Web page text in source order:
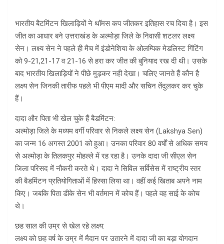
भारतीय बैटमिंटन खिलाड़ियों ने थॉमस कप जीतकर इतिहास रच दिया है। इस
जीत का आधार बने उत्तराखंड के अल्मोड़ा जिले के निवासी शटलर लक्ष्य
सेन। लक्ष्य सेन ने पहले ही मैच में इंडोनेशिया के ओलम्पिक मेडलिस्ट गिंटिंग
को 9-21,21-17 व 21-16 से हरा कर जीत की बुनियाद रख दी थी। उसके
बाद भारतीय खिलाड़ियों ने पीछे मुड़कर नही देखा। चलिए जानते हैं कौन है
लक्ष्य सेन जिनकी तारीफ पहले भी पीएम मादी और सचिन तेंदुलकर कर चुके
हैं।
दादा और पिता भी खेल चुके हैं बैडमिंटन:
अल्मोड़ा जिले के मध्यम वर्गी परिवार से निकले लक्ष्य सेन (Lakshya Sen)
का जन्म 16 अगस्त 2001 को हुआ। उनका परिवार 80 वर्षों से अधिक समय
से अल्मोड़ा के तिलकपुर मोहल्ले में रह रहा है। उनके दादा जी सीएल सेन
जिला परिसद में नौकरी करते थे। दादा ने सिविल सर्विसेस में राष्ट्रीय स्तर
की बैडमिंटन प्रतियोगिताओं में हिस्सा लिया था। वहीं कई खिताब अपने नाम
किए। जबकि पिता डीके सेन भी वर्तमान में कोच हैं। पहले वह साई के कोच
थे।
छह साल की उम्र से खेल रहे लक्ष्य:
लक्ष्य को छह वर्ष के उम्र में मैदान पर उतारने में दादा जी का बड़ा योगदान